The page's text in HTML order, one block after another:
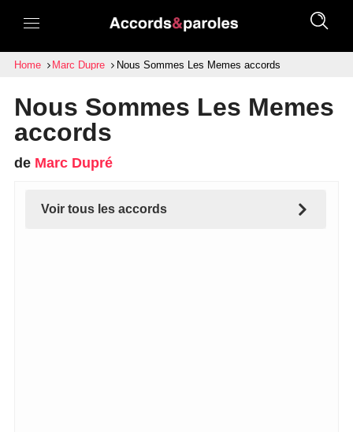
Home Marc Dupre Nous Sommes Les Memes accords
Nous Sommes Les Memes
accords
de Marc Dupré
Voir tous les accords